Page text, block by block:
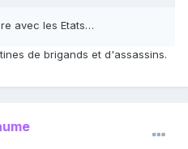
avec les Etats…
de brigands et d'assassins.